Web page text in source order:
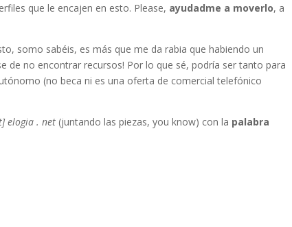
que le encajen en esto. Please, ayudadme a moverlo, a
somo sabéis, es más que me da rabia que habiendo un
de no encontrar recursos! Por lo que sé, podría ser tanto para
(no beca ni es una oferta de comercial telefónico
elogia . net (juntando las piezas, you know) con la palabra